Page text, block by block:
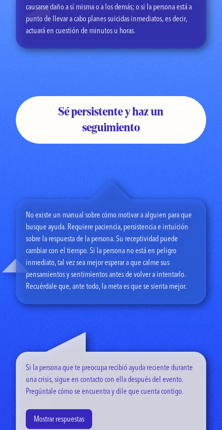
causarse daño a sí misma o a los demás; o si la persona está a
punto de llevar a cabo planes suicidas inmediatos, es decir,
actuará en cuestión de minutos u horas.
Sé persistente y haz un
seguimiento
No existe un manual sobre cómo motivar a alguien para que
busque ayuda. Requiere paciencia, persistencia e intuición
sobre la respuesta de la persona. Su receptividad puede
cambiar con el tiempo. Si la persona no está en peligro
inmediato, tal vez sea mejor esperar a que calme sus
pensamientos y sentimientos antes de volver a intentarlo.
Recuérdale que, ante todo, la meta es que se sienta mejor.
Si la persona que te preocupa recibió ayuda reciente durante
una crisis, sigue en contacto con ella después del evento.
Pregúntale cómo se encuentra y dile que cuenta contigo.
Mostrar respuestas